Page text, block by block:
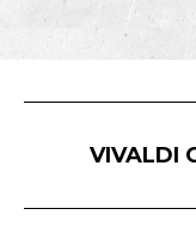
VIVALDI